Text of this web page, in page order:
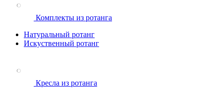
Комплекты из ротанга
Натуральный ротанг
Искуственный ротанг
Кресла из ротанга